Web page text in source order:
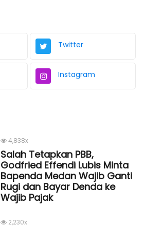
Twitter
Instagram
4,838x
Salah Tetapkan PBB,
Godfried Effendi Lubis Minta
Bapenda Medan Wajib Ganti
Rugi dan Bayar Denda ke
Wajib Pajak
2,230x